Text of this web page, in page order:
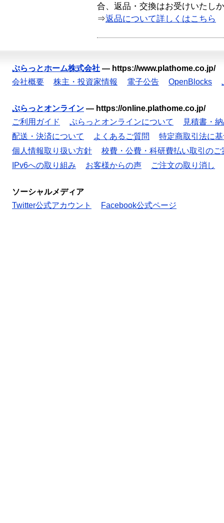
合、返品・交換はお受けいたし
⇒返品について詳しくはこちら
ぷらっとホーム株式会社 — https://www.plathome.co.jp/
会社概要
株主・投資家情報 電子公告 OpenBlocks
ぷらっとオンライン — https://online.plathome.co.jp/
ご利用ガイド
ぷらっとオンラインについて
見積書・
配送・決済について
よくあるご質問
特定商取引法に
個人情報取り扱い方針
校費・公費・科研費払い取引のご
IPv6への取り組み
お客様からの声 ご注文の取り消し
ソーシャルメディア
Twitter公式アカウント
Facebook公式ページ